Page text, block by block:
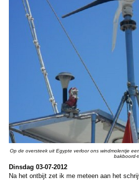
Op de oversteek uit Egypte verloor ons windmolentje
bakboord-
Dinsdag 03-07-2012
Na het ontbijt zet ik me meteen aan het